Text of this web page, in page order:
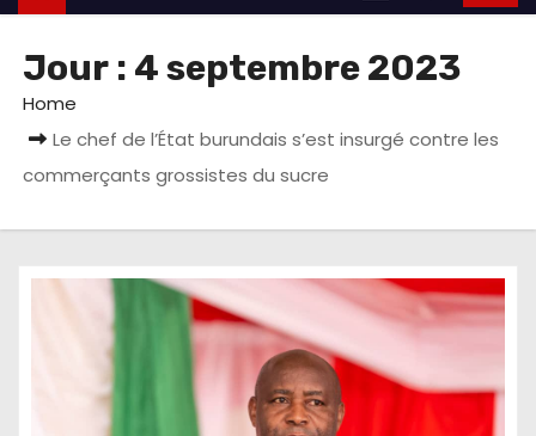
Jour : 4 septembre 2023
Home
Le chef de l’État burundais s’est insurgé contre les
commerçants grossistes du sucre